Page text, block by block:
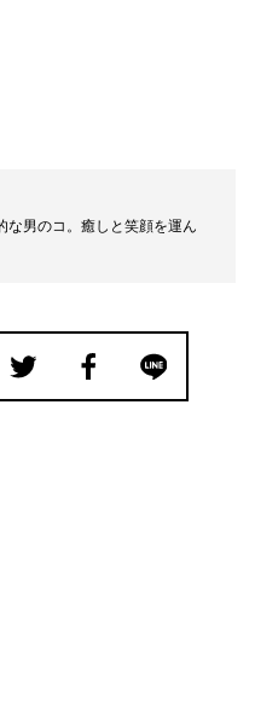
な男のコ。癒しと笑顔を運ん